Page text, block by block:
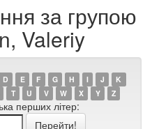
за групою
Valeriy
D E F G H I J
K
T U V W X Y Z
перших літер: